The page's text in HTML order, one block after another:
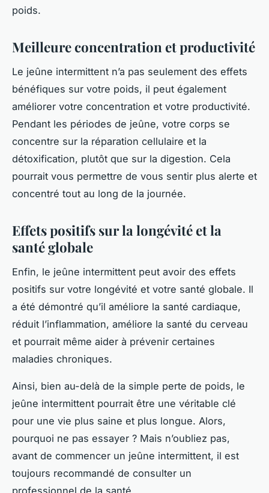
poids.
Meilleure concentration et productivité
Le jeûne intermittent n’a pas seulement des effets
bénéfiques sur votre poids, il peut également
améliorer votre concentration et votre productivité.
Pendant les périodes de jeûne, votre corps se
concentre sur la réparation cellulaire et la
détoxification, plutôt que sur la digestion. Cela
pourrait vous permettre de vous sentir plus alerte et
concentré tout au long de la journée.
Effets positifs sur la longévité et la
santé globale
Enfin, le jeûne intermittent peut avoir des effets
positifs sur votre longévité et votre santé globale. Il
a été démontré qu’il améliore la santé cardiaque,
réduit l’inflammation, améliore la santé du cerveau
et pourrait même aider à prévenir certaines
maladies chroniques.
Ainsi, bien au-delà de la simple perte de poids, le
jeûne intermittent pourrait être une véritable clé
pour une vie plus saine et plus longue. Alors,
pourquoi ne pas essayer ? Mais n’oubliez pas,
avant de commencer un jeûne intermittent, il est
toujours recommandé de consulter un
professionnel de la santé.